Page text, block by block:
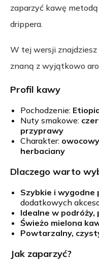
zaparzyć kawę
drippera.
W tej wersji znajdziesz
znaną z wyjątkowo
Profil kawy
Pochodzenie:
Nuty smakowe:
przyprawy
Charakter:
herbaciany
Dlaczego warto
Szybkie i wygodne
dodatkowych
Idealne w podróży,
Świeżo mielona
Powtarzalny,
Jak zaparzyć?